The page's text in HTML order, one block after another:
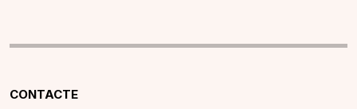
CONTACTE